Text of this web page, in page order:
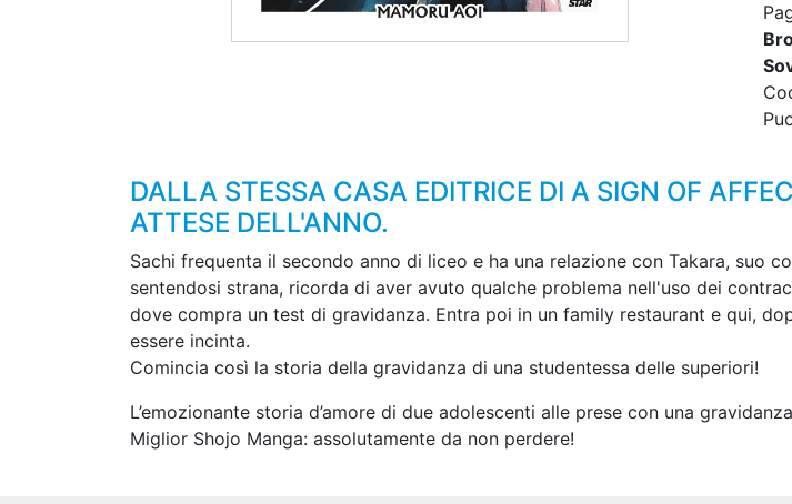
DALLA STESSA CASA EDITRICE DI A SIGN OF
ATTESE DELL'ANNO.
Sachi frequenta il secondo anno di liceo e ha una relazione con Takara, suo
sentendosi strana, ricorda di aver avuto qualche problema nell'uso dei
dove compra un test di gravidanza. Entra poi in un family restaurant e qui,
essere incinta.
Comincia così la storia della gravidanza di una studentessa delle superiori!
L’emozionante storia d’amore di due adolescenti alle prese con una
Miglior Shojo Manga: assolutamente da non perdere!